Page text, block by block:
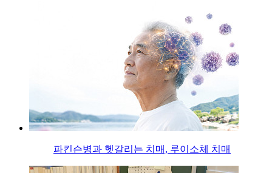
파킨슨병과 헷갈리는 치매, 루이소체 치매